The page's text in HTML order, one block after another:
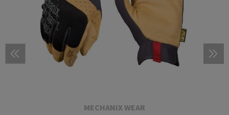
MECHANIX WEAR